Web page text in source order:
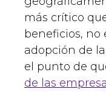
más crítico
beneficios, no
adopción de
el punto de
de las